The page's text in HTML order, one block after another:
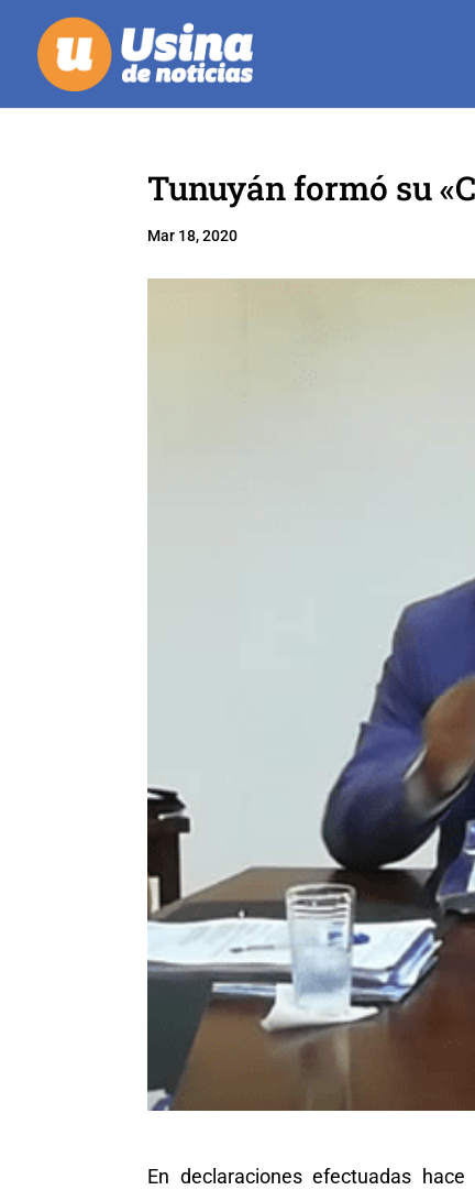
Tunuyán formó su
Mar 18, 2020
En declaraciones efectuadas